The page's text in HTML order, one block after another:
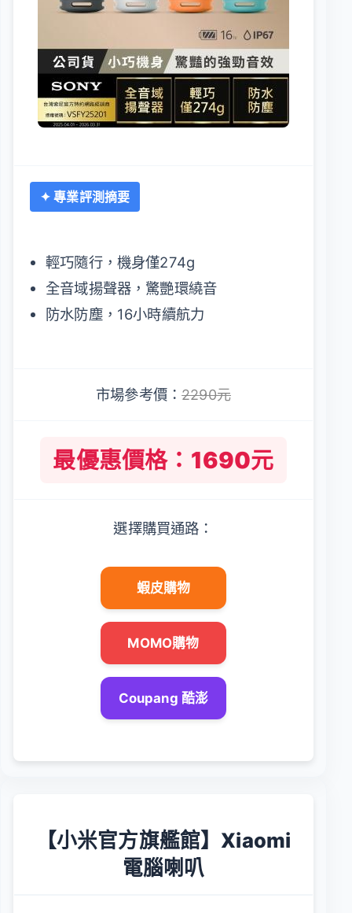
✦ 專業評測摘要
輕巧隨行，機身僅274g
全音域揚聲器，驚艷環繞音
防水防塵，16小時續航力
市場參考價：2290元
最優惠價格：1690元
選擇購買通路：
蝦皮購物
MOMO購物
Coupang 酷澎
【小米官方旗艦館】Xiaomi
電腦喇叭